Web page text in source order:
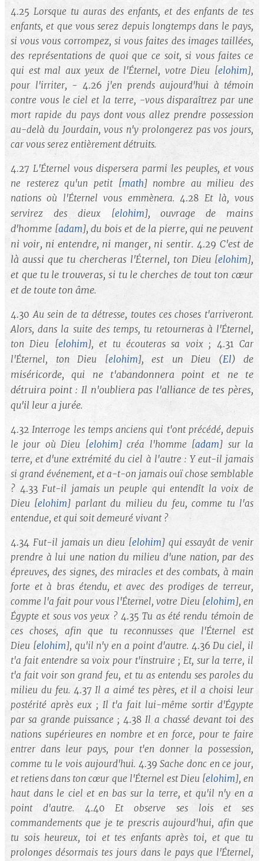
4.25 Lorsque tu auras des enfants, et des enfants de tes
enfants, et que vous serez depuis longtemps dans le pays,
si vous vous corrompez, si vous faites des images taillées,
des représentations de quoi que ce soit, si vous faites ce
qui est mal aux yeux de l'Éternel, votre Dieu [elohim],
pour l'irriter, - 4.26 j'en prends aujourd'hui à témoin
contre vous le ciel et la terre, -vous disparaîtrez par une
mort rapide du pays dont vous allez prendre possession
au-delà du Jourdain, vous n'y prolongerez pas vos jours,
car vous serez entièrement détruits.
4.27 L'Éternel vous dispersera parmi les peuples, et vous
ne resterez qu'un petit [math] nombre au milieu des
nations où l'Éternel vous emmènera. 4.28Et là, vous
servirez des dieux [elohim], ouvrage de mains
d'homme [adam], du bois et de la pierre, qui ne peuvent
ni voir, ni entendre, ni manger, ni sentir. 4.29 C'est de
là aussi que tu chercheras l'Éternel, ton Dieu [elohim],
et que tu le trouveras, si tu le cherches de tout ton cœur
et de toute ton âme.
4.30Au sein de ta détresse, toutes ces choses t'arriveront.
Alors, dans la suite des temps, tu retourneras à l'Éternel,
ton Dieu [elohim], et tu écouteras sa voix ; 4.31Car
l'Éternel, ton Dieu [elohim], est un Dieu (El)de
miséricorde, qui ne t'abandonnera point et ne te
détruira point : Il n'oubliera pas l'alliance de tes pères,
qu'il leur a jurée.
4.32Interroge les temps anciens qui t'ont précédé, depuis
le jour où Dieu[elohim]créa l'homme[adam] sur la
terre, et d'une extrémité du ciel à l'autre : Y eut-il jamais
si grand événement, et a-t-on jamais ouï chose semblable
? 4.33Fut-il jamais un peuple qui entendît la voix de
Dieu [elohim] parlant du milieu du feu, comme tu l'as
entendue, et qui soit demeuré vivant ?
4.34 Fut-il jamais un dieu [elohim] qui essayât de venir
prendre à lui une nation du milieu d'une nation, par des
épreuves, des signes, des miracles et des combats, à main
forte et à bras étendu, et avec des prodiges de terreur,
comme l'a fait pour vous l'Éternel, votre Dieu [elohim], en
Égypte et sous vos yeux ? 4.35Tu as été rendu témoin de
ces choses, afin que tu reconnusses que l'Éternel est
Dieu [elohim], qu'il n'y en a point d'autre. 4.36Du ciel, il
t'a fait entendre sa voix pour t'instruire ; Et, sur la terre, il
t'a fait voir son grand feu, et tu as entendu ses paroles du
milieu du feu.4.37Il a aimé tes pères, et il a choisi leur
postérité après eux ; Il t'a fait lui-même sortir d'Égypte
par sa grande puissance ; 4.38Il a chassé devant toi des
nations supérieures en nombre et en force, pour te faire
entrer dans leur pays, pour t'en donner la possession,
comme tu le vois aujourd'hui. 4.39Sache donc en ce jour,
et retiens dans ton cœur que l'Éternel est Dieu [elohim], en
haut dans le ciel et en bas sur la terre, et qu'il n'y en a
point d'autre. 4.40Et observe ses lois et ses
commandements que je te prescris aujourd'hui, afin que
tu sois heureux, toi et tes enfants après toi, et que tu
prolonges désormais tes jours dans le pays que l'Éternel,